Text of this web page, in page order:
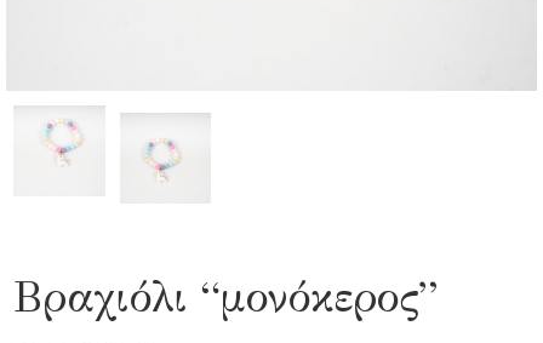
Βραχιόλι “μονόκερος”